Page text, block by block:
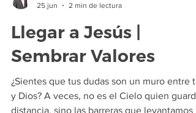
25 jun
2 min de lectura
Llegar a Jesús |
Sembrar Valores
¿Sientes que tus dudas son un muro entre tú
y Dios? A veces, no es el Cielo quien guarda
distancia, sino las barreras que levantamos